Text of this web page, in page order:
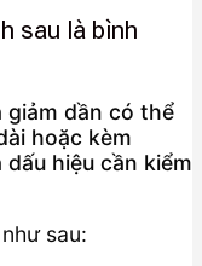
sau là bình
giảm dần có thể
hoặc kèm
hiệu cần kiểm
sau: